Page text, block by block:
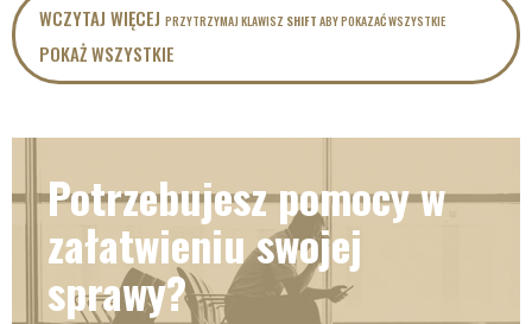
WCZYTAJ WIĘCEJ PRZYTRZYMAJ KLAWISZ SHIFT ABY POKAZAĆ WSZYSTKIE
POKAŻ WSZYSTKIE
Potrzebujesz pomocy w
załatwieniu swojej
sprawy?